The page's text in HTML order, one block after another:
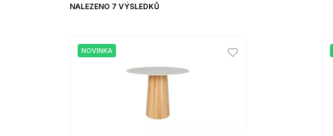
NALEZENO 7 VÝSLEDKŮ
NOVINKA